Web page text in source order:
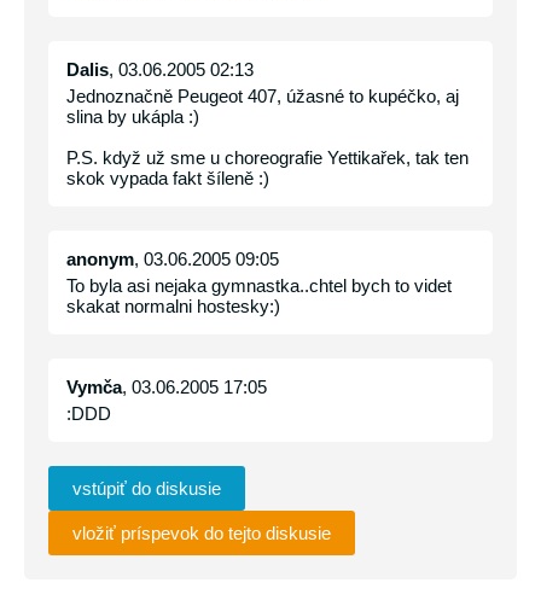
Dalis, 03.06.2005 02:13
Jednoznačně Peugeot 407, úžasné to kupéčko, aj
slina by ukápla :)
P.S. když už sme u choreografie Yettikařek, tak ten
skok vypada fakt šíleně :)
anonym, 03.06.2005 09:05
To byla asi nejaka gymnastka..chtel bych to videt
skakat normalni hostesky:)
Vymča, 03.06.2005 17:05
:DDD
vstúpiť do diskusie
vložiť príspevok do tejto diskusie